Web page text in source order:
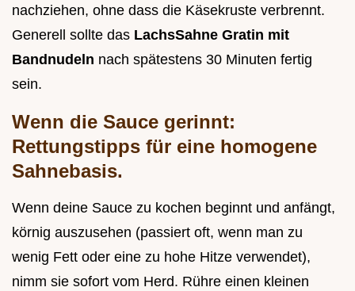
nachziehen, ohne dass die Käsekruste verbrennt.
Generell sollte das LachsSahne Gratin mit
Bandnudeln nach spätestens 30 Minuten fertig
sein.
Wenn die Sauce gerinnt:
Rettungstipps für eine homogene
Sahnebasis.
Wenn deine Sauce zu kochen beginnt und anfängt,
körnig auszusehen (passiert oft, wenn man zu
wenig Fett oder eine zu hohe Hitze verwendet),
nimm sie sofort vom Herd. Rühre einen kleinen